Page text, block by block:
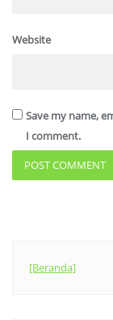
Website
Save my name,
I comment.
[Beranda]